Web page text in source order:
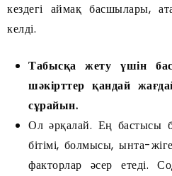
кездегі аймақ басшылары,
келді.
Табысқа жету үшін
шәкірттер қандай
сұрайын.
Ол әрқалай. Ең бастысы
бітімі, болмысы, ынта-
факторлар әсер етеді.